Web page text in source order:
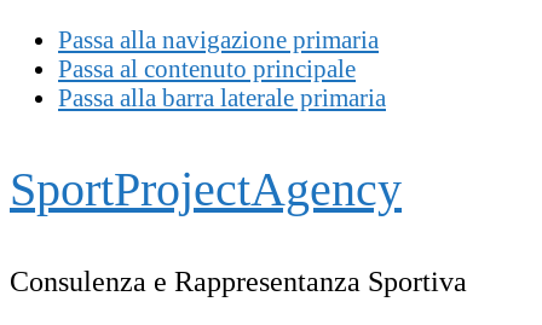
Passa alla navigazione primaria
Passa al contenuto principale
Passa alla barra laterale primaria
SportProjectAgency
Consulenza e Rappresentanza Sportiva